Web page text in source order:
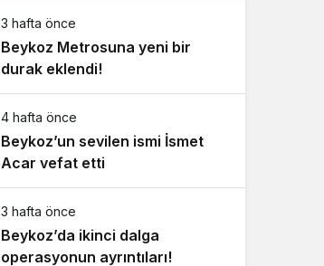
3 hafta önce
Beykoz Metrosuna yeni bir
durak eklendi!
4 hafta önce
Beykoz’un sevilen ismi İsmet
Acar vefat etti
3 hafta önce
Beykoz’da ikinci dalga
operasyonun ayrıntıları!